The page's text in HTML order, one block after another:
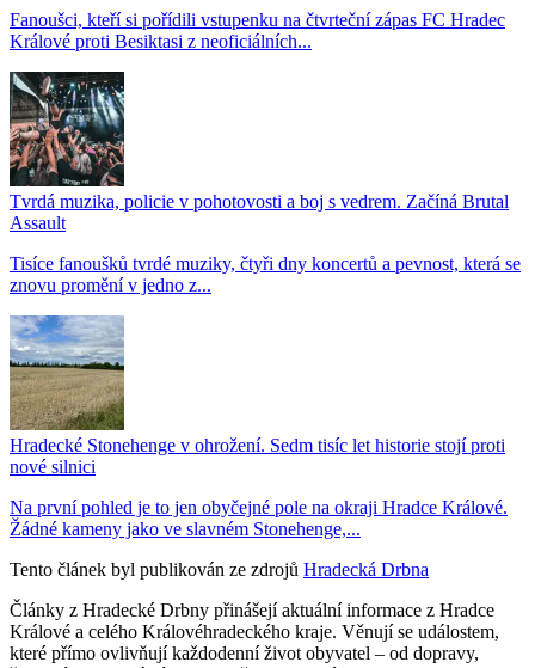
Fanoušci, kteří si pořídili vstupenku na čtvrteční zápas FC Hradec
Králové proti Besiktasi z neoficiálních...
Tvrdá muzika, policie v pohotovosti a boj s vedrem. Začíná Brutal
Assault
Tisíce fanoušků tvrdé muziky, čtyři dny koncertů a pevnost, která se
znovu promění v jedno z...
Hradecké Stonehenge v ohrožení. Sedm tisíc let historie stojí proti
nové silnici
Na první pohled je to jen obyčejné pole na okraji Hradce Králové.
Žádné kameny jako ve slavném Stonehenge,...
Tento článek byl publikován ze zdrojů Hradecká Drbna
Články z Hradecké Drbny přinášejí aktuální informace z Hradce
Králové a celého Královéhradeckého kraje. Věnují se událostem,
které přímo ovlivňují každodenní život obyvatel – od dopravy,